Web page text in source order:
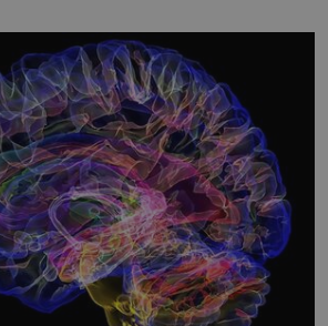
Je jaro roku 1945, druhá
ke konci. Jezero Stolpsee